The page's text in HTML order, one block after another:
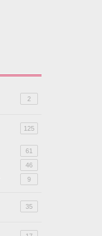
2
125
61
46
9
35